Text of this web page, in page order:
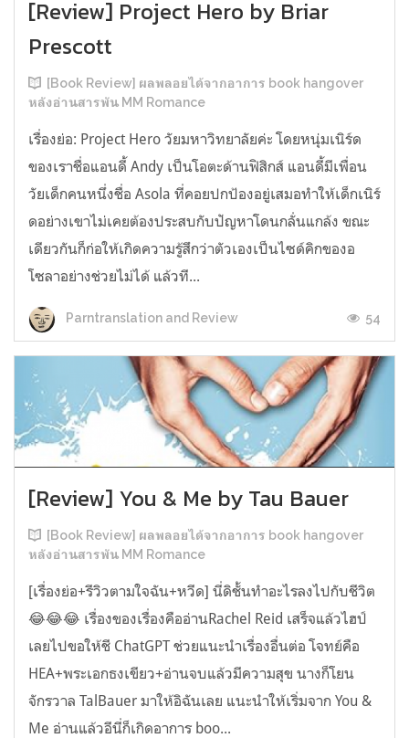
[Review] Project Hero by Briar
Prescott
[Book Review] ผลพลอยได้จากอาการ book hangover
หลังอ่านสารพัน MM Romance
เรื่องย่อ: Project Hero วัยมหาวิทยาลัยค่ะ โดยหนุ่มเนิร์ด
ของเราชื่อแอนดี้ Andy เป็นโอตะด้านฟิสิกส์ แอนดี้มีเพื่อน
วัยเด็กคนหนึ่งชื่อ Asola ที่คอยปกป้องอยู่เสมอทำให้เด็กเนิร์
ดอย่างเขาไม่เคยต้องประสบกับปัญหาโดนกลั่นแกล้ง ขณะ
เดียวกันก็ก่อให้เกิดความรู้สึกว่าตัวเองเป็นไซด์คิกของอ
โซลาอย่างช่วยไม่ได้ แล้วที...
Parntranslation and Review 54
[Review] You & Me by Tau Bauer
[Book Review] ผลพลอยได้จากอาการ book hangover
หลังอ่านสารพัน MM Romance
[เรื่องย่อ+รีวิวตามใจฉัน+หวีด] นี่ดิชั้นทำอะไรลงไปกับชีวิต
😂😂😂 เรื่องของเรื่องคืออ่านRachel Reid เสร็จแล้วไฮป์
เลยไปขอให้ชี ChatGPT ช่วยแนะนำเรื่องอื่นต่อ โจทย์คือ
HEA+พระเอกธงเขียว+อ่านจบแล้วมีความสุข นางก็โยน
จักรวาล TalBauer มาให้อิฉันเลย แนะนำให้เริ่มจาก You &
Me อ่านแล้วอีนี่ก็เกิดอาการ boo...